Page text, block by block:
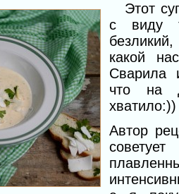
Этот
с виду
какой
Сварила
что на
хватило:))
Автор